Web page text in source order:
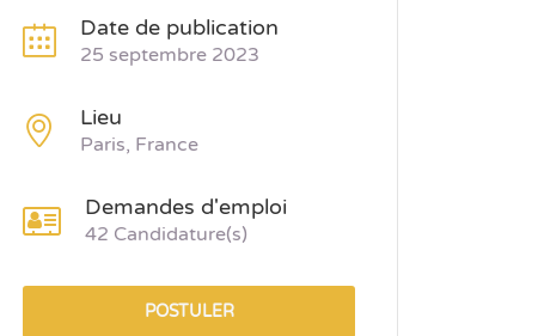
Date de publication
25 septembre 2023
Lieu
Paris, France
Demandes d'emploi
42 Candidature(s)
POSTULER